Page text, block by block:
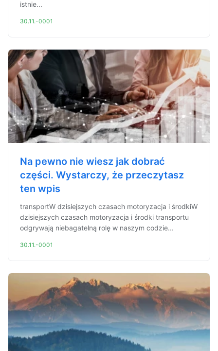
istnie...
30.11.-0001
Na pewno nie wiesz jak dobrać
części. Wystarczy, że przeczytasz
ten wpis
transportW dzisiejszych czasach motoryzacja i środkiW
dzisiejszych czasach motoryzacja i środki transportu
odgrywają niebagatelną rolę w naszym codzie...
30.11.-0001